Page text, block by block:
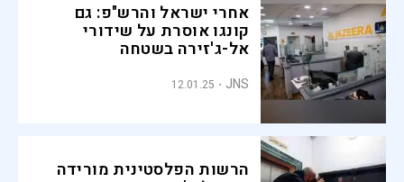
אחרי ישראל והרש"פ: גם
קונגו אוסרת על שידורי
אל-ג'זירה בשטחה
JNS
12.01.25
הרשות הפלסטינית מורידה